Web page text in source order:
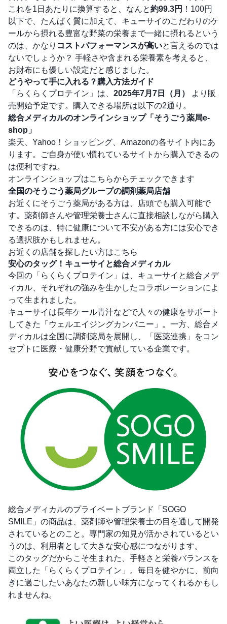
これを1日あたりに換算すると、なんと約99.3円 ！100円
以下で、たんぱく質に加えて、キューサイのこだわりのケ
ールから摂れる豊富な野菜の栄養まで一緒に摂れるという
のは、かなり コストパフォーマンスが高いと言えるのでは
ないでしょうか？ 手軽さや含まれる栄養素を考えると、
お財布にも優しい設定だと感じました。
どうやって手に入れる？購入方法ガイド
「らくらくプロテイン」は、 2025年7月7日（月）
より販
売開始予定です。購入できる場所は以下の2通り。
総合メディカルのオンラインショップ「そうごう薬局e-
shop」
楽天、Yahoo！ショッピング、Amazonの各サイト内にあ
ります。ご自身が使い慣れているサイトから購入できるの
は便利ですね。
オンラインショップはこちらからチェックできます
全国のそうごう薬局グループの調剤薬局店舗
お近くにそうごう薬局がある方は、店頭でも購入可能で
す。薬剤師さんや管理栄養士さんに直接相談しながら購入
できるのは、特に健康について不安がある方には安心でき
る選択肢かもしれません。
お近くの店舗を探したい方はこちら
安心のタッグ！キューサイと総合メディカル
今回の「らくらくプロテイン」は、キューサイと総合メデ
ィカル、それぞれの強みを生かしたコラボレーションによ
って生まれました。
キューサイは長年ケール青汁などで人々の健康をサポート
してきた「ウェルエイジングカンパニー」。一方、総合メ
ディカルは全国に調剤薬局を展開し、「医薬連携」をコン
セプトに医療・健康分野で貢献している企業です。
総合メディカルのプライベートブランド「SOGO
SMILE」の商品は、薬剤師や管理栄養士の目を通して開発
されているとのこと。専門家の知見が活かされているとい
うのは、利用者として大きな安心感につながります。
このタッグだからこそ生まれた、手軽さと栄養バランスを
両立した「らくらくプロテイン」。毎日を健やかに、前向
きに過ごしたいあなたの新しい味方になってくれるかもし
れませんね。